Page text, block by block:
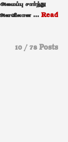
சார்ந்து
அளவிலான ... Read
10 / 78 Posts